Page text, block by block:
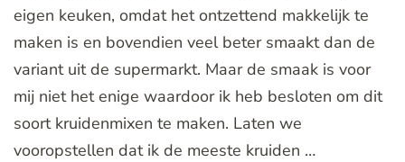
eigen keuken, omdat het ontzettend makkelijk te
maken is en bovendien veel beter smaakt dan de
variant uit de supermarkt. Maar de smaak is voor
mij niet het enige waardoor ik heb besloten om dit
soort kruidenmixen te maken. Laten we
vooropstellen dat ik de meeste kruiden …